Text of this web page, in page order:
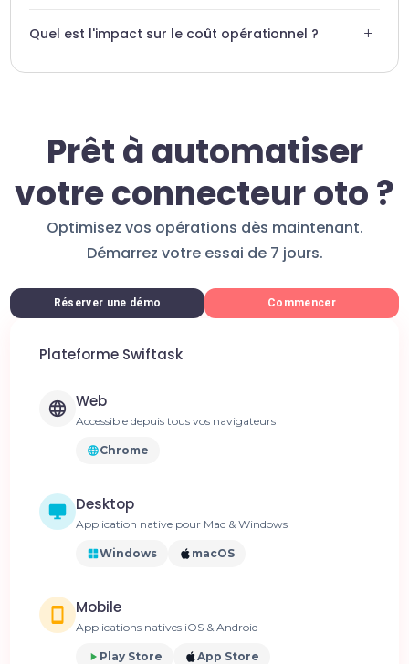
; tout se fait via une interface intuitive.
Quel est l'impact sur le coût opérationnel ? +
Prêt à automatiser
votre connecteur oto ?
Optimisez vos opérations dès maintenant.
Démarrez votre essai de 7 jours.
Réserver une démo Commencer
Plateforme Swiftask
Web
Accessible depuis tous vos navigateurs
Chrome
Desktop
Application native pour Mac & Windows
Windows macOS
Mobile
Applications natives iOS & Android
Play Store App Store